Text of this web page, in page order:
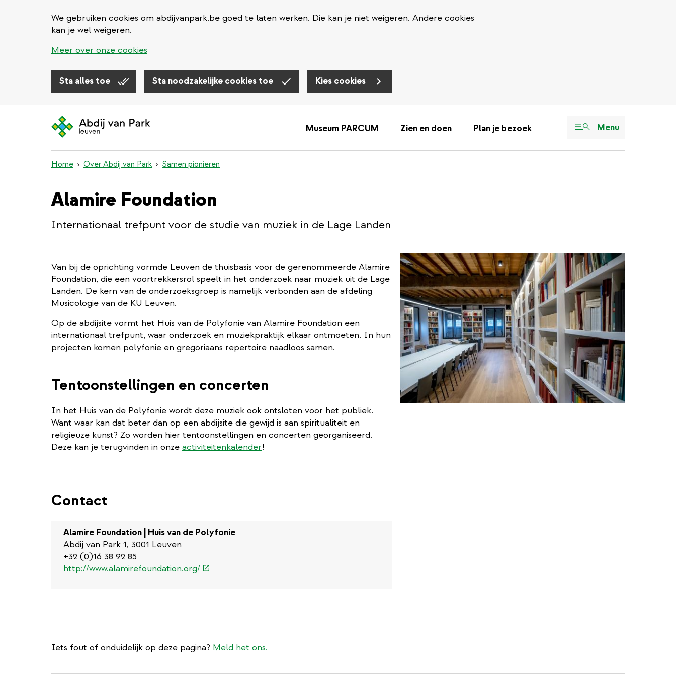
We gebruiken cookies om abdijvanpark.be goed te laten werken. Die kan je niet weigeren. Andere cookies
kan je wel weigeren.
Meer over onze cookies
Sta alles toe Sta noodzakelijke cookies toe Kies cookies
Museum PARCUM Zien en doen Plan je bezoek Menu
Home Over Abdij van Park Samen pionieren
Alamire Foundation
Internationaal trefpunt voor de studie van muziek in de Lage Landen
Van bij de oprichting vormde Leuven de thuisbasis voor de gerenommeerde Alamire
Foundation, die een voortrekkersrol speelt in het onderzoek naar muziek uit de Lage
Landen. De kern van de onderzoeksgroep is namelijk verbonden aan de afdeling
Musicologie van de KU Leuven.
Op de abdijsite vormt het Huis van de Polyfonie van Alamire Foundation een
internationaal trefpunt, waar onderzoek en muziekpraktijk elkaar ontmoeten. In hun
projecten komen polyfonie en gregoriaans repertoire naadloos samen.
Tentoonstellingen en concerten
In het Huis van de Polyfonie wordt deze muziek ook ontsloten voor het publiek.
Want waar kan dat beter dan op een abdijsite die gewijd is aan spiritualiteit en
religieuze kunst? Zo worden hier tentoonstellingen en concerten georganiseerd.
Deze kan je terugvinden in onze activiteitenkalender!
Contact
Alamire Foundation | Huis van de Polyfonie
Abdij van Park 1, 3001 Leuven
+32 (0)16 38 92 85
http://www.alamirefoundation.org/(externe
Iets fout of onduidelijk op deze pagina? Meld het ons.